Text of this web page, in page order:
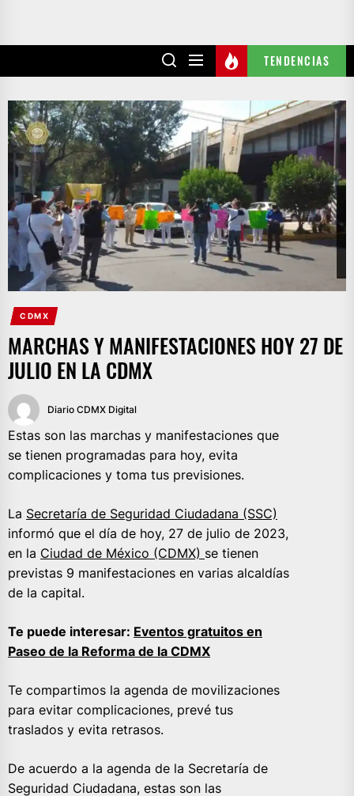
TENDENCIAS
CDMX
MARCHAS Y MANIFESTACIONES HOY 27 DE
JULIO EN LA CDMX
Diario CDMX Digital
Estas son las marchas y manifestaciones que
se tienen programadas para hoy, evita
complicaciones y toma tus previsiones.
La Secretaría de Seguridad Ciudadana (SSC)
informó que el día de hoy, 27 de julio de 2023,
en la Ciudad de México (CDMX) se tienen
previstas 9 manifestaciones en varias alcaldías
de la capital.
Te puede interesar: Eventos gratuitos en
Paseo de la Reforma de la CDMX
Te compartimos la agenda de movilizaciones
para evitar complicaciones, prevé tus
traslados y evita retrasos.
De acuerdo a la agenda de la Secretaría de
Seguridad Ciudadana, estas son las